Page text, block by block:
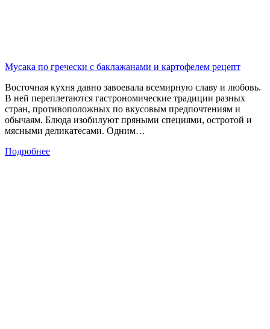
Мусака по гречески с баклажанами и картофелем рецепт
Восточная кухня давно завоевала всемирную славу и любовь.
В ней переплетаются гастрономические традиции разных
стран, противоположных по вкусовым предпочтениям и
обычаям. Блюда изобилуют пряными специями, остротой и
мясными деликатесами. Одним…
Подробнее